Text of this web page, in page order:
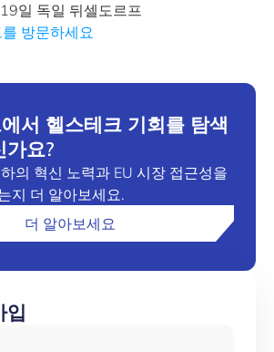
일 독일 뒤셀도르프
방문하세요
서 헬스테크 기회를 탐색
가요?
의 혁신 노력과 EU 시장 접근성을
지 더 알아보세요.
더 알아보세요
입